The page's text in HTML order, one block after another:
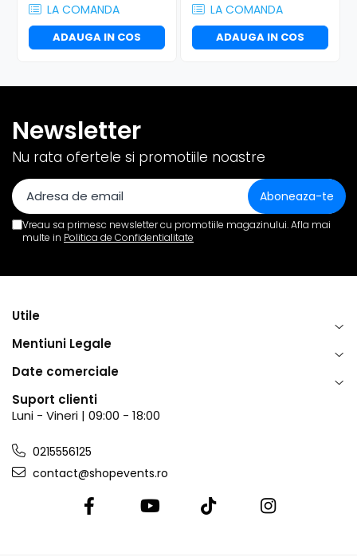
LA COMANDA
ADAUGA IN COS
LA COMANDA
ADAUGA IN COS
Newsletter
Nu rata ofertele si promotiile noastre
Vreau sa primesc newsletter cu promotiile magazinului. Afla mai
multe in Politica de Confidentialitate
Utile
Mentiuni Legale
Date comerciale
Suport clienti
Luni - Vineri | 09:00 - 18:00
0215556125
contact@shopevents.ro